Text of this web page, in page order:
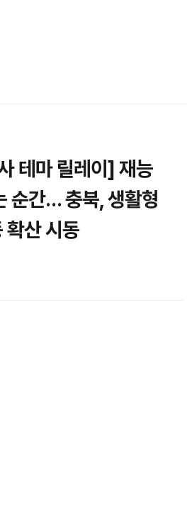
테마 릴레이] 재능
순간… 충북, 생활형
확산 시동